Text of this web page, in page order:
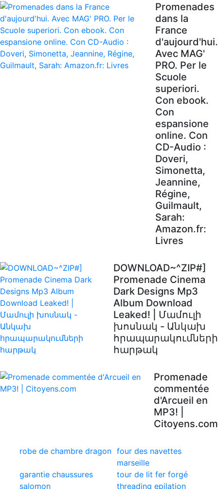
Promenades
dans la
France
d'aujourd'hui.
Avec MAG'
PRO. Per le
Scuole
superiori.
Con ebook.
Con
espansione
online. Con
CD-Audio :
Doveri,
Simonetta,
Jeannine,
Régine,
Guilmault,
Sarah:
Amazon.fr:
Livres
DOWNLOAD~^ZIP#]
Promenade Cinema
Dark Designs Mp3
Album Download
Leaked! | Մամուլի
խոսնակ - Անկախ
հրապարակումների
հարթակ
Promenade
commentée
d'Arcueil en
MP3! |
Citoyens.com
robe de chambre dragon four des navettes
marseille
garantie chaussures
salomon
tour de lit fer forgé
threading epilation